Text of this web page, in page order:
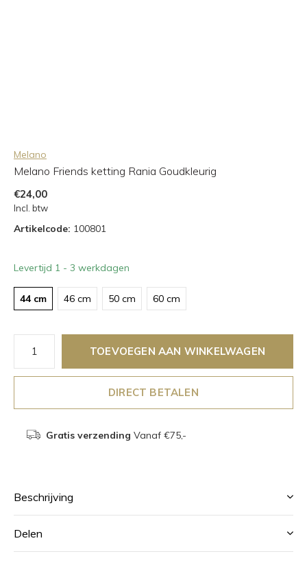
Melano
Melano Friends ketting Rania Goudkleurig
€24,00
Incl. btw
Artikelcode: 100801
Levertijd 1 - 3 werkdagen
44 cm 46 cm 50 cm 60 cm
TOEVOEGEN AAN WINKELWAGEN
DIRECT BETALEN
Gratis verzending Vanaf €75,-
Beschrijving
Delen